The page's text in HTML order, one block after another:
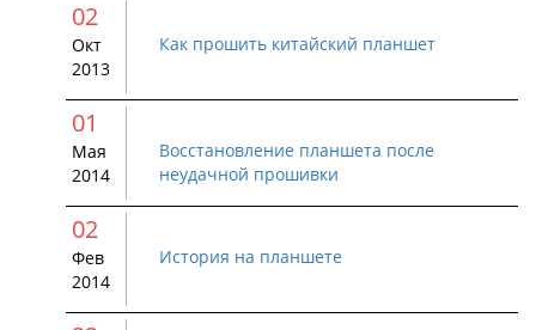
02
Окт
2013
Как прошить китайский планшет
01
Мая
2014
Восстановление планшета после
неудачной прошивки
02
Фев
2014
История на планшете